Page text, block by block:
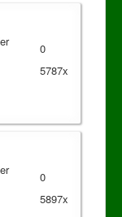
0
5787x
0
5897x